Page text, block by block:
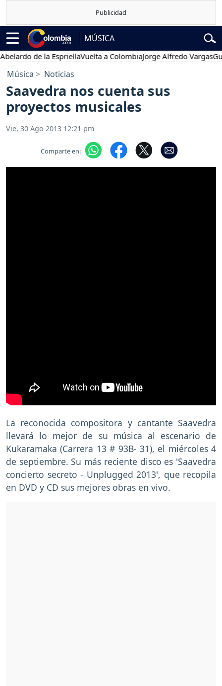
MÚSICA
de la EspriellaVuelta a ColombiaJorge Alfredo Vargas
Música Noticias
Saavedra nos cuenta sus
proyectos musicales
Vie, 30 Ago 2013 12:21 pm
Comparte en:
La reconocida compositora y cantante Saavedra
llevará lo mejor de su música al escenario de
Kukaramaka (Carrera 13 # 93B- 31), el miércoles 4
de septiembre. Su más reciente disco es 'Saavedra
concierto secreto - Unplugged 2013', que recopila
en DVD y CD sus mejores obras en vivo.